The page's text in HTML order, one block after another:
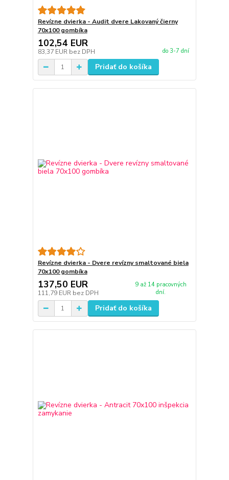
Revízne dvierka - Audit dvere Lakovaný čierny
70x100 gombíka
102,54 EUR
83,37 EUR bez DPH do 3-7 dní
Pridať do košíka
Revízne dvierka - Dvere revízny smaltované biela
70x100 gombíka
137,50 EUR
111,79 EUR bez DPH
9 až 14 pracovných
dní.
Pridať do košíka